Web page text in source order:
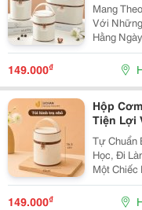
Mang
Với
Hằng
Ăn Gọn
Phòng Hoặc Sử
149.000₫
Hộp
Tiện Lợi
Tự Chuẩn
Học, Đi
Một Chiếc
Sắp Xếp
Tiện,
149.000₫